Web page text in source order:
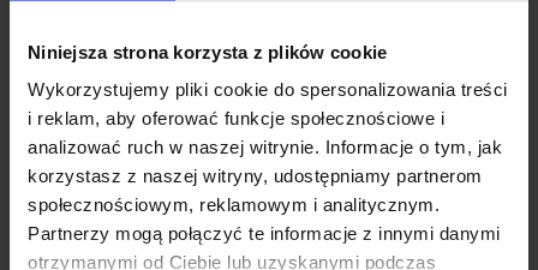
Niniejsza strona korzysta z plików cookie
Wykorzystujemy pliki cookie do spersonalizowania treści
i reklam, aby oferować funkcje społecznościowe i
analizować ruch w naszej witrynie. Informacje o tym, jak
korzystasz z naszej witryny, udostępniamy partnerom
społecznościowym, reklamowym i analitycznym.
Partnerzy mogą połączyć te informacje z innymi danymi
otrzymanymi od Ciebie lub uzyskanymi podczas
Importer
Nazwa
INFINITY FUND Sp z o. o.
SK
Kraj
Polska